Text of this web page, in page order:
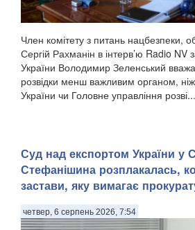
Член комітету з питань нацбезпеки,
Сергій Рахманін в інтерв’ю Radio
України Володимир Зеленський
розвідки менш важливим органом,
України чи Головне управління розві...
Суд над експортом України у
Стефанішина розплакалась,
застави, яку вимагає
четвер, 6 серпень 2026, 7:54